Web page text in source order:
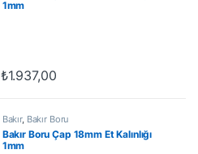
1mm
₺1.937,00
Bakır, Bakır Boru
Bakır Boru Çap 18mm Et Kalınlığı
1mm